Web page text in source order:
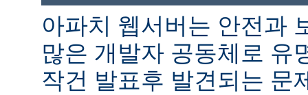
아파치 웹서버는 안전과
많은 개발자 공동체로 유
작건 발표후 발견되는 문